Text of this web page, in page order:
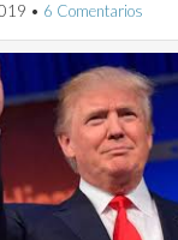
• 6 Comentarios